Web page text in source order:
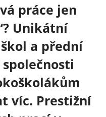
práce jen
Unikátní
a přední
víc. Prestižní